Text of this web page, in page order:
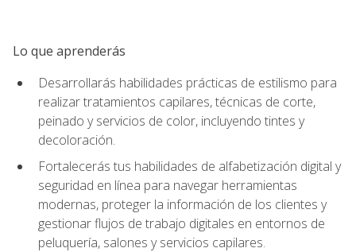
Lo que aprenderás
Desarrollarás habilidades prácticas de estilismo para
realizar tratamientos capilares, técnicas de corte,
peinado y servicios de color, incluyendo tintes y
decoloración.
Fortalecerás tus habilidades de alfabetización digital y
seguridad en línea para navegar herramientas
modernas, proteger la información de los clientes y
gestionar flujos de trabajo digitales en entornos de
peluquería, salones y servicios capilares.